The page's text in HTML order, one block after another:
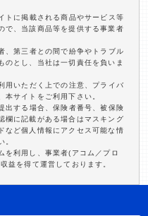
トに掲載される商品やサービス等
で、当該商品等を提供する事業者
、第三者との間で紛争やトラブル
のとし、当社は一切責任を負いま
用いただく上での注意、プライバ
本サイトをご利用下さい。
出する場合、保険者番号、被保険
欄に記載がある場合はマスキング
など個人情報にアクセス可能な情
。
利用し、事業者(アコム／プロ
益を得て運営しております。